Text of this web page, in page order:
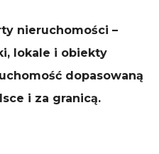
nieruchomości –
lokale i obiekty
dopasowaną
i za granicą.